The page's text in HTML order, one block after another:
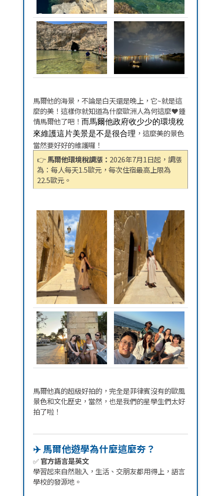
馬爾他的海景，不論是白天還是晚上，它~就是這
麼的美！這樣你就知道為什麼歐洲人為何這麼❤️鍾
情馬爾他了吧！ 而馬爾他政府收少少的環境稅
來維護這片美景是不是很合理 ，這麼美的景色
當然要好好的維護囉！
👉馬爾他環境稅調漲： 2026年7月1日起，調漲
為：每人每天1.5歐元，每次住宿最高上限為
22.5歐元。
馬爾他真的超級好拍的，完全是菲律賓沒有的歐風
景色和文化歷史，當然，也是我們的星學生們太好
拍了啦！
✈️ 馬爾他遊學為什麼這麼夯？
✅官方語言是英文
學習起來自然融入，生活、交朋友都用得上，語言
學校的發源地。